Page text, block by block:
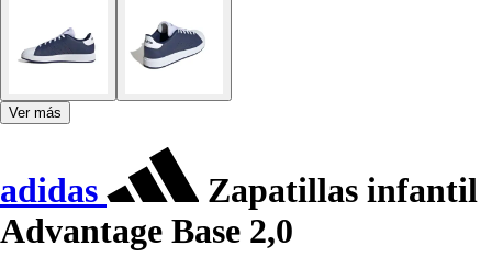
Ver más
adidas
Zapatillas infantil
Advantage Base 2,0